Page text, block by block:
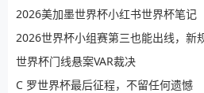
2026美加墨世界杯小红书世界杯笔记
2026世界杯小组赛第三也能出线，新
世界杯门线悬案VAR裁决
C 罗世界杯最后征程，不留任何遗憾